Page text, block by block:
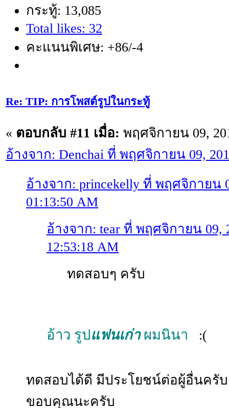
กระทู้: 13,085
Total likes: 32
คะแนนพิเศษ: +86/-4
Re: TIP: การโพสต์รูปในกระทู้
« ตอบกลับ #11 เมื่อ: พฤศจิกายน 09,
อ้างจาก: Denchai ที่ พฤศจิกายน 09,
อ้างจาก: princekelly ที่ พฤศจิกายน
01:13:50 AM
อ้างจาก: tear ที่ พฤศจิกายน 09,
12:53:18 AM
ทดสอบๆ ครับ
อ้าว รูปแฟนเก่าผมนินา :(
ทดสอบได้ดี มีประโยชน์ต่อผู้อื่นครับ
ขอบคุณนะครับ